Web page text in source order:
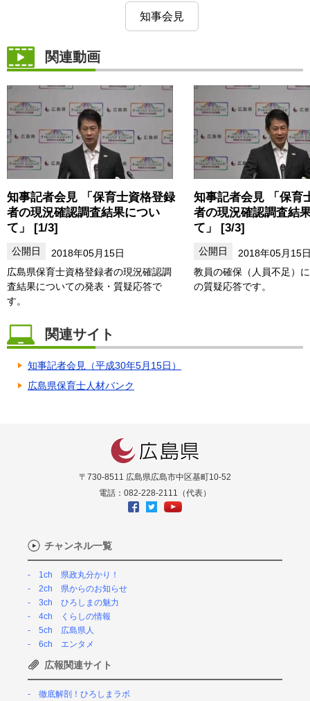
知事会見
関連動画
知事記者会見 「保育士資格登録
者の現況確認調査結果につい
て」 [1/3]
2018年05月15日
広島県保育士資格登録者の現況確認調
査結果についての発表・質疑応答で
す。
知事記者会見 「保育
者の現況確認調査結
て」 [3/3]
2018年05月15
教員の確保（人員不足）
の質疑応答です。
関連サイト
知事記者会見（平成30年5月15日）
広島県保育士人材バンク
〒730-8511 広島県広島市中区基町10-52
電話：082-228-2111（代表）
チャンネル一覧
1ch 県政丸分かり！
2ch 県からのお知らせ
3ch ひろしまの魅力
4ch くらしの情報
5ch 広島県人
6ch エンタメ
広報関連サイト
徹底解剖！ひろしまラボ